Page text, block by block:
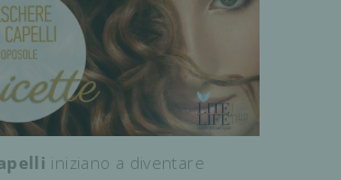
iniziano a diventare